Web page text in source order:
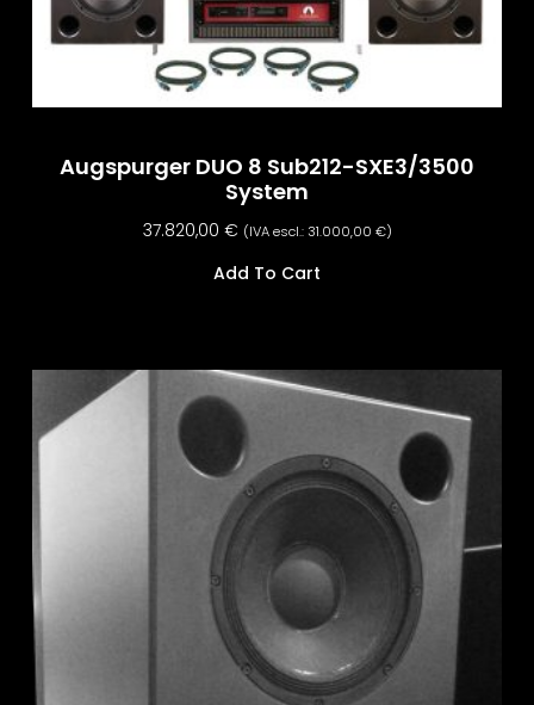
Augspurger DUO 8 Sub212-SXE3/3500
System
37.820,00 € (IVA escl.:31.000,00 €)
Add To Cart